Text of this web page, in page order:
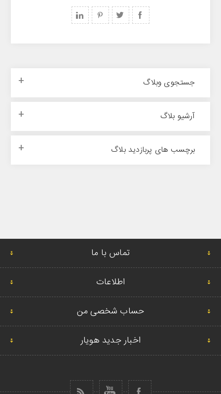
جستجوی وبلاگ
آرشیو بلاگ
برچسب های پربازدید بلاگ
تماس با ما
اطلاعات
حساب شخصی من
اخبار جدید هویار